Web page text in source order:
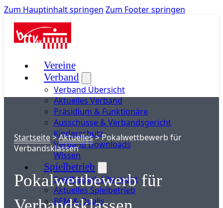
Zum Hauptinhalt springen Zum Footer springen
Vereine
Verband
Verband Übersicht
Aktuelles Verband
Präsidium & Funktionäre
Ausschüsse & Verbandsgericht
Kinderschutz
Verband Downloads
Wissen
Spielbetrieb
Spielbetrieb Übersicht
Aktuelles Spielbetrieb
BEM & Qualis
Startseite>Aktuelles>Pokalwettbewerb für
Verbandsklassen
Pokalwettbewerb für